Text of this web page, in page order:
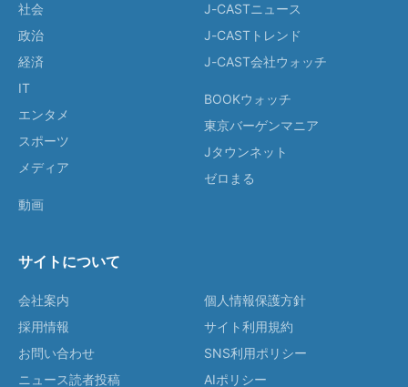
社会
政治
経済
IT
エンタメ
スポーツ
メディア
動画
J-CASTニュース
J-CASTトレンド
J-CAST会社ウォッチ
BOOKウォッチ
東京バーゲンマニア
Jタウンネット
ゼロまる
サイトについて
会社案内
採用情報
お問い合わせ
ニュース読者投稿
個人情報保護方針
サイト利用規約
SNS利用ポリシー
AIポリシー